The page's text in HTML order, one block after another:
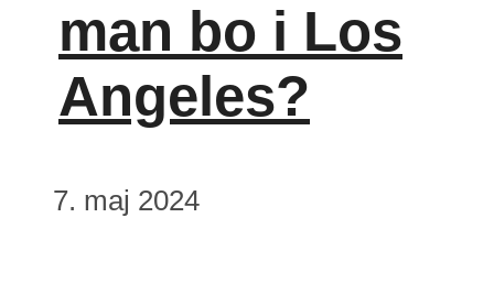
man bo i Los
Angeles?
7. maj 2024